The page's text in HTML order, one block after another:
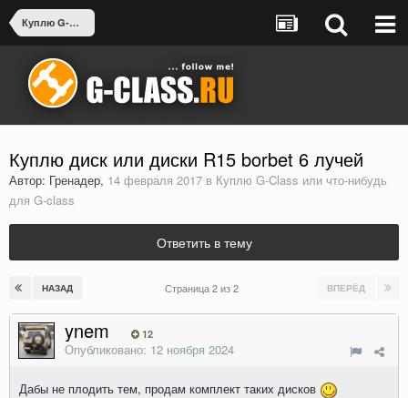
Куплю G-Class или что-нибудь для G-class
Куплю диск или диски R15 borbet 6 лучей
Автор: Гренадер, 14 февраля 2017 в Куплю G-Class или что-нибудь
для G-class
Ответить в тему
НАЗАД ВПЕРЁД
Страница 2 из 2
ynem 12
Опубликовано: 12 ноября 2024
Дабы не плодить тем, продам комплект таких дисков